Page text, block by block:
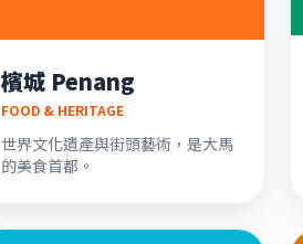
檳城 Penang
FOOD & HERITAGE
世界文化遺產與街頭藝術，是大馬
的美食首都。